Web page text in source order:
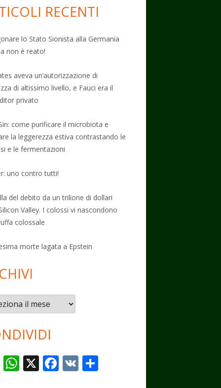
RECENTI
lo Stato Sionista alla Germania
non è reato!
aveva un’autorizzazione di
di altissimo livello, e Fauci era il
privato
come purificare il microbiota e
la leggerezza estiva contrastando le
e le fermentazioni
uno contro tutti!
del debito da un trilione di dollari
Valley. I colossi vi nascondono
colossale
morte lagata a Epstein
T W X F V